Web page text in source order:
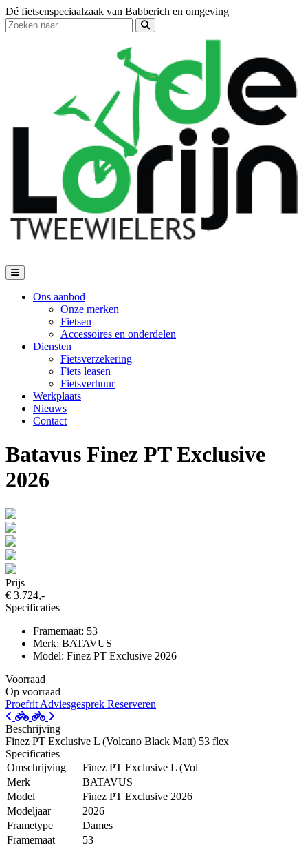
Dé fietsenspeciaalzaak van Babberich en omgeving
Ons aanbod
Onze merken
Fietsen
Accessoires en onderdelen
Diensten
Fietsverzekering
Fiets leasen
Fietsverhuur
Werkplaats
Nieuws
Contact
Batavus Finez PT Exclusive
2026
Prijs
€ 3.724,-
Specificaties
Framemaat: 53
Merk: BATAVUS
Model: Finez PT Exclusive 2026
Voorraad
Op voorraad
Proefrit Adviesgesprek Reserveren
Beschrijving
Finez PT Exclusive L (Volcano Black Matt) 53 flex
Specificaties
Omschrijving
Finez PT Exclusive L (Vol
Merk
BATAVUS
Model
Finez PT Exclusive 2026
Modeljaar
2026
Frametype
Dames
Framemaat
53